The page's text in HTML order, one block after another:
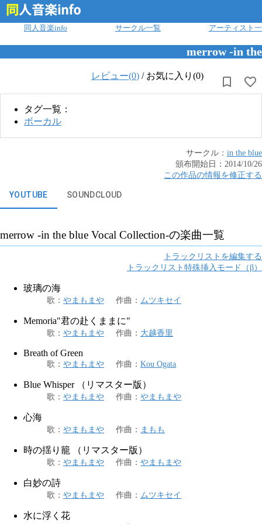
同人音楽info サークル一覧 アーティスト
merrow -in
レビュー(0) / お気に入り(0)
タグ一覧：
ボーカル
サークル： in the blue
頒布開始日： 2014/10/26
この作品の情報を修正する
YOUTUBE SOUNDCLOUD
merrow -in the blue Vocal Collection-の楽曲一覧
トラックリストを編集する
トラックリスト特殊挿入モード（β）
玻璃の海
歌 ： やまもまや 作曲 ： ムツキセイ
Memoria"君の赴くままに"
歌 ： やまもまや 作曲 ： 大越香里
Breath of Green
歌 ： やまもまや 作曲 ： Kou Ogata
Blue Whisper （リマスター版）
歌 ： やまもまや 作曲 ： やまもまや
心海
歌 ： やまもまや 作曲 ： まもも
時の揺り籠 （リマスター版）
歌 ： やまもまや 作曲 ： やまもまや
白妙の詩
歌 ： やまもまや 作曲 ： ムツキセイ
水に浮く花